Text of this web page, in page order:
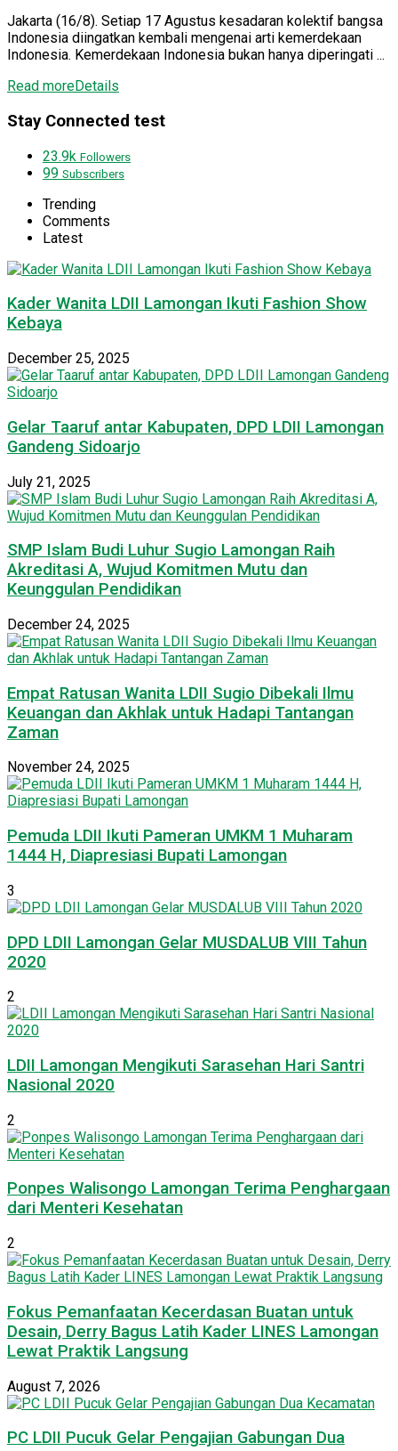
Jakarta (16/8). Setiap 17 Agustus kesadaran kolektif bangsa
Indonesia diingatkan kembali mengenai arti kemerdekaan
Indonesia. Kemerdekaan Indonesia bukan hanya diperingati ...
Read moreDetails
Stay Connected test
23.9k Followers
99 Subscribers
Trending
Comments
Latest
Kader Wanita LDII Lamongan Ikuti Fashion Show
Kebaya
December 25, 2025
Gelar Taaruf antar Kabupaten, DPD LDII Lamongan
Gandeng Sidoarjo
July 21, 2025
SMP Islam Budi Luhur Sugio Lamongan Raih
Akreditasi A, Wujud Komitmen Mutu dan
Keunggulan Pendidikan
December 24, 2025
Empat Ratusan Wanita LDII Sugio Dibekali Ilmu
Keuangan dan Akhlak untuk Hadapi Tantangan
Zaman
November 24, 2025
Pemuda LDII Ikuti Pameran UMKM 1 Muharam
1444 H, Diapresiasi Bupati Lamongan
3
DPD LDII Lamongan Gelar MUSDALUB VIII Tahun
2020
2
LDII Lamongan Mengikuti Sarasehan Hari Santri
Nasional 2020
2
Ponpes Walisongo Lamongan Terima Penghargaan
dari Menteri Kesehatan
2
Fokus Pemanfaatan Kecerdasan Buatan untuk
Desain, Derry Bagus Latih Kader LINES Lamongan
Lewat Praktik Langsung
August 7, 2026
PC LDII Pucuk Gelar Pengajian Gabungan Dua